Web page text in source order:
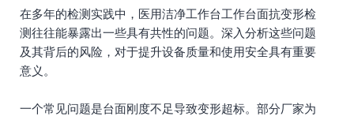
在多年的检测实践中，医用洁净工作台工作台面抗变形检
测往往能暴露出一些具有共性的问题。深入分析这些问题
及其背后的风险，对于提升设备质量和使用安全具有重要
意义。
一个常见问题是台面刚度不足导致变形超标。部分厂家为